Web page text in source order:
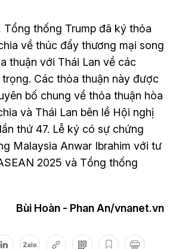
Tổng thống Trump đã ký thỏa
về thúc đẩy thương mại song
thuận với Thái Lan về các
Các thỏa thuận này được
bố chung về thỏa thuận hòa
và Thái Lan bên lề Hội nghị
thứ 47. Lễ ký có sự chứng
Malaysia Anwar Ibrahim với tư
2025 và Tổng thống
Bùi Hoàn - Phan An/vnanet.vn
Zalo